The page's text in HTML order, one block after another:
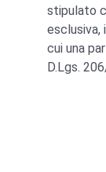
stipulato
esclusiva,
cui una
D.Lgs.